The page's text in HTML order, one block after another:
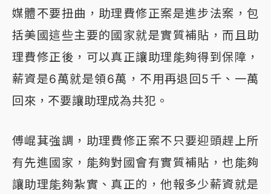
媒體不要扭曲，助理費修正案是進步法案，包
括美國這些主要的國家就是實質補貼，而且助
理費修正後，可以真正讓助理能夠得到保障，
薪資是6萬就是領6萬，不用再退回5千、一萬
回來，不要讓助理成為共犯。
傅崐萁強調，助理費修正案不只要迎頭趕上所
有先進國家，能夠對國會有實質補貼，也能夠
讓助理能夠紮實、真正的，他報多少薪資就是